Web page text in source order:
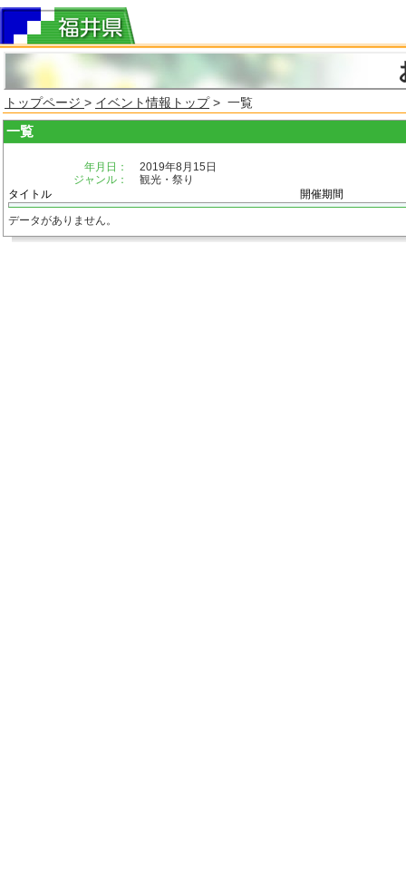
トップページ > イベント情報トップ> 一覧
一覧
年月日：
2019年8月15日
ジャンル：
観光・祭り
タイトル
開催期間
データがありません。